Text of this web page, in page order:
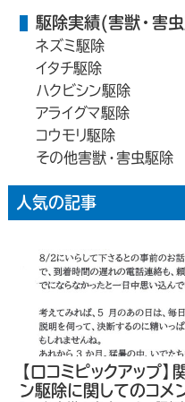
駆除実績(害獣・害
ネズミ駆除
イタチ駆除
ハクビシン駆除
アライグマ駆除
コウモリ駆除
その他害獣・害虫駆除
人気の記事
【口コミピックアップ
ン駆除に関してのコメ